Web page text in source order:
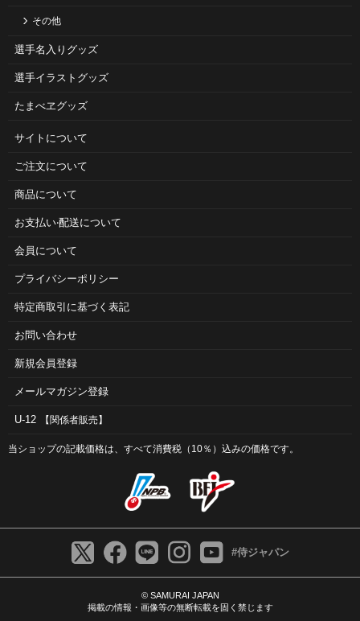
その他
選手名入りグッズ
選手イラストグッズ
たまべヱグッズ
サイトについて
ご注⽂について
商品について
お⽀払い‧配送について
会員について
プライバシーポリシー
特定商取引に基づく表記
お問い合わせ
新規会員登録
メールマガジン登録
U-12 【関係者販売】
当ショップの記載価格は、すべて消費税（10％）込みの価格です。
#侍ジャパン
© SAMURAI JAPAN
掲載の情報・画像等の無断転載を固く禁じます